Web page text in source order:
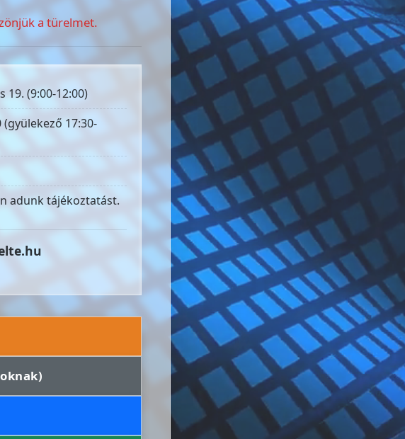
a türelmet.
(9:00-12:00)
17:30-
adunk tájékoztatást.